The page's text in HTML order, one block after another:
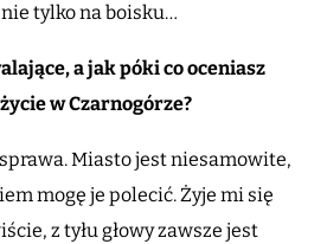
tylko na boisku…
a jak póki co oceniasz
w Czarnogórze?
Miasto jest niesamowite,
mogę je polecić. Żyje mi się
z tyłu głowy zawsze jest